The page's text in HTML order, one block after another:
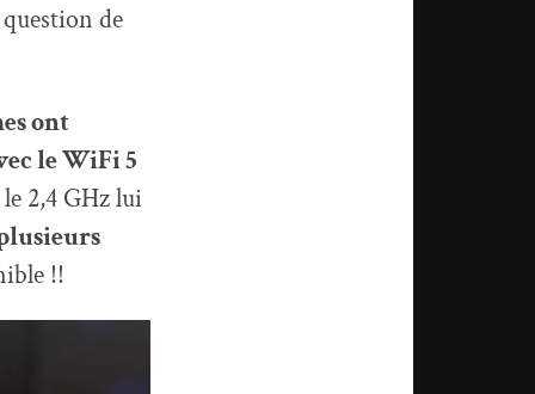
de
ont
le WiFi 5
2,4 GHz lui
!!